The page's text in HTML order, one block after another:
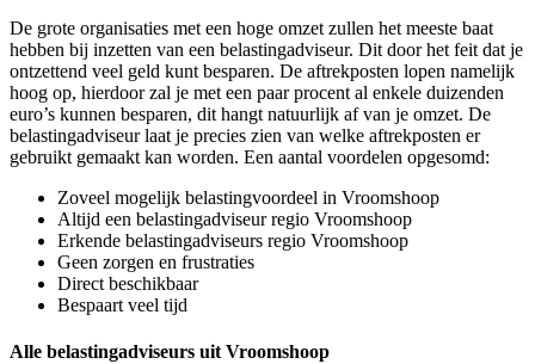
De grote organisaties met een hoge omzet zullen het meeste baat
hebben bij inzetten van een belastingadviseur. Dit door het feit dat je
ontzettend veel geld kunt besparen. De aftrekposten lopen namelijk
hoog op, hierdoor zal je met een paar procent al enkele duizenden
euro’s kunnen besparen, dit hangt natuurlijk af van je omzet. De
belastingadviseur laat je precies zien van welke aftrekposten er
gebruikt gemaakt kan worden. Een aantal voordelen opgesomd:
Zoveel mogelijk belastingvoordeel in Vroomshoop
Altijd een belastingadviseur regio Vroomshoop
Erkende belastingadviseurs regio Vroomshoop
Geen zorgen en frustraties
Direct beschikbaar
Bespaart veel tijd
Alle belastingadviseurs uit Vroomshoop